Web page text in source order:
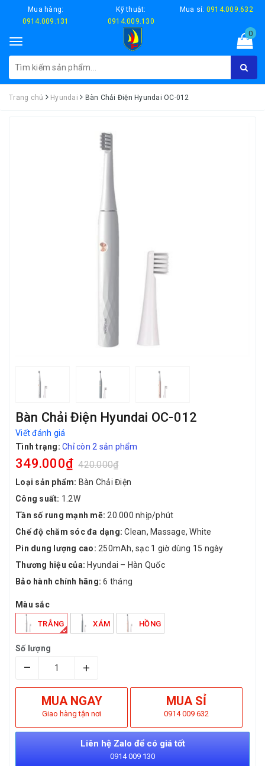
Mua hàng:
0914.009.131
Kỹ thuật:
0914.009.130
Mua sỉ: 0914.009.632
Toggle
navigation
0
Trang chủ Hyundai Bàn Chải Điện Hyundai OC-012
Bàn Chải Điện Hyundai OC-012
Viết đánh giá
Tình trạng: Chỉ còn 2 sản phẩm
349.000₫ 420.000₫
Loại sản phẩm: Bàn Chải Điện
Công suất: 1.2W
Tần số rung mạnh mẽ: 20.000 nhịp/phút
Chế độ chăm sóc đa dạng: Clean, Massage, White
Pin dung lượng cao: 250mAh, sạc 1 giờ dùng 15 ngày
Thương hiệu của: Hyundai – Hàn Quốc
Bảo hành chính hãng: 6 tháng
Màu sắc
TRẮNG XÁM HỒNG
Số lượng
– +
MUA NGAY
Giao hàng tận nơi
MUA SỈ
0914 009 632
Liên hệ Zalo để có giá tốt
0914 009 130